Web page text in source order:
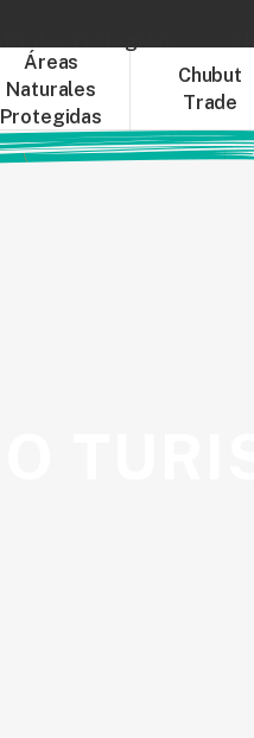
Áreas
Naturales
Protegidas
Chubut
Trade